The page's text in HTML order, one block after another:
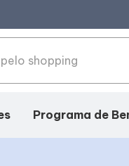
Programa de